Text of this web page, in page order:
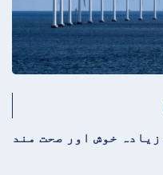
زیادہ خوش اور صحت مند